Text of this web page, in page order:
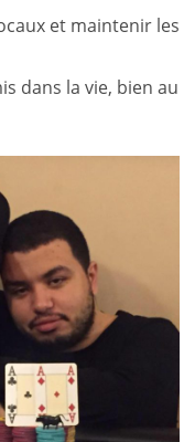
et maintenir les
dans la vie, bien au